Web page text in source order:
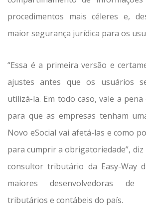
procedimentos mais céleres e,
maior segurança jurídica para os
“Essa é a primeira versão e
ajustes antes que os usuários
utilizá-la. Em todo caso, vale a
para que as empresas tenham
Novo eSocial vai afetá-las e como
para cumprir a obrigatoriedade”, diz
consultor tributário da Easy-Way
maiores desenvolvedoras de
tributários e contábeis do país.